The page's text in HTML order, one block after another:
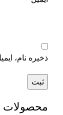
ذخیره نام،
محصولات